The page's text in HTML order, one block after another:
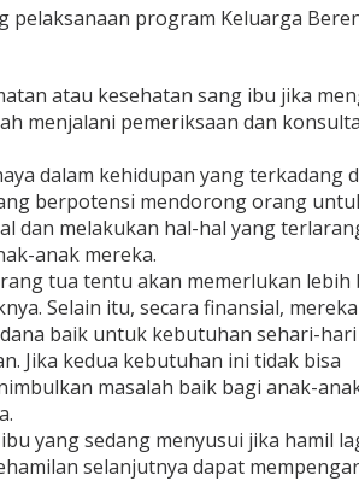
pelaksanaan program Keluarga
atau kesehatan sang ibu jika
menjalani pemeriksaan dan
dalam kehidupan yang terkadang
berpotensi mendorong orang
dan melakukan hal-hal yang
anak mereka.
tua tentu akan memerlukan lebih
Selain itu, secara finansial,
baik untuk kebutuhan sehari-hari
Jika kedua kebutuhan ini tidak bisa
masalah baik bagi anak-
yang sedang menyusui jika hamil
selanjutnya dapat